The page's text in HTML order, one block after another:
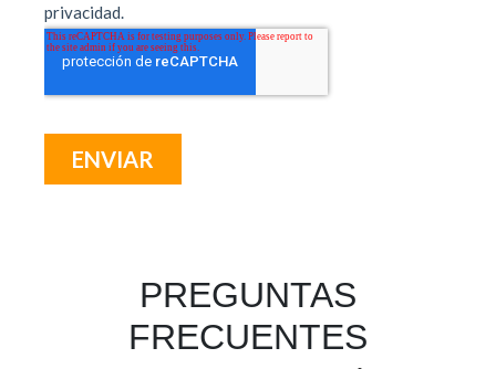
PREGUNTAS
FRECUENTES